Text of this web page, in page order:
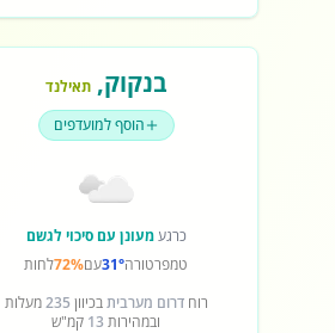
בנקוק,תאילנד
הוסף למועדפים
כרגעמעונן עם סיכוי לגשם
טמפרטורה31°עם72%לחות
רוחדרום מערביתבכיוון 235מעלות
ובמהירות 13 קמ"ש